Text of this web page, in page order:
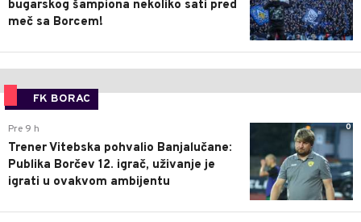
bugarskog šampiona nekoliko sati pred
meč sa Borcem!
FK BORAC
0
Pre 9 h
Trener Vitebska pohvalio Banjalučane:
Publika Borčev 12. igrač, uživanje je
igrati u ovakvom ambijentu